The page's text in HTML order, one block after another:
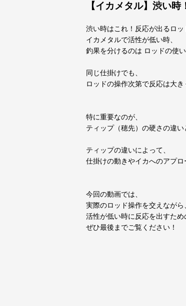
【イカメタル】渋い
渋い時はこれ！反応が出るロッ
イカメタルで活性が低い時、
釣果を分けるのは ロッドの使い
同じ仕掛けでも、
ロッドの操作次第で反応は大き
特に重要なのが、
ティップ（穂先）の硬さの違い
ティップの違いによって、
仕掛けの動きやイカへのアプ
今回の動画では、
実際のロッド操作を交えながら
活性が低い時に反応を出すため
ぜひ最後までご覧ください！